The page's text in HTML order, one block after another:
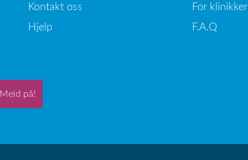
Kontakt oss
Hjelp
For klinikker
F.A.Q
Meld på!